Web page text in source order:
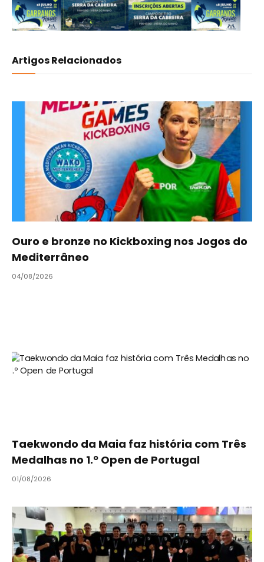
Artigos Relacionados
Ouro e bronze no Kickboxing nos Jogos do
Mediterrâneo
04/08/2026
Taekwondo da Maia faz história com Três
Medalhas no 1.º Open de Portugal
01/08/2026